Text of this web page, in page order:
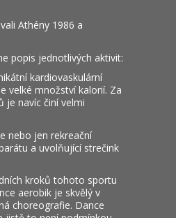
Athény 1986 a
popis jednotlivých aktivit:
kardiovaskulární
velké množství kalorií. Za
je navíc činí velmi
nebo jen rekreační
a uvolňující strečink
kroků tohoto sportu
aerobik je skvělý v
choreografie. Dance